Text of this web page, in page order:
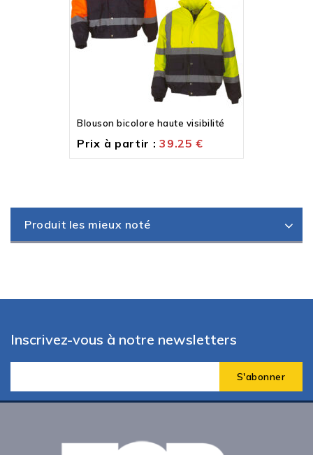
Blouson bicolore haute visibilité
Prix à partir : 39.25€
Produit les mieux noté
Inscrivez-vous à notre newsletters